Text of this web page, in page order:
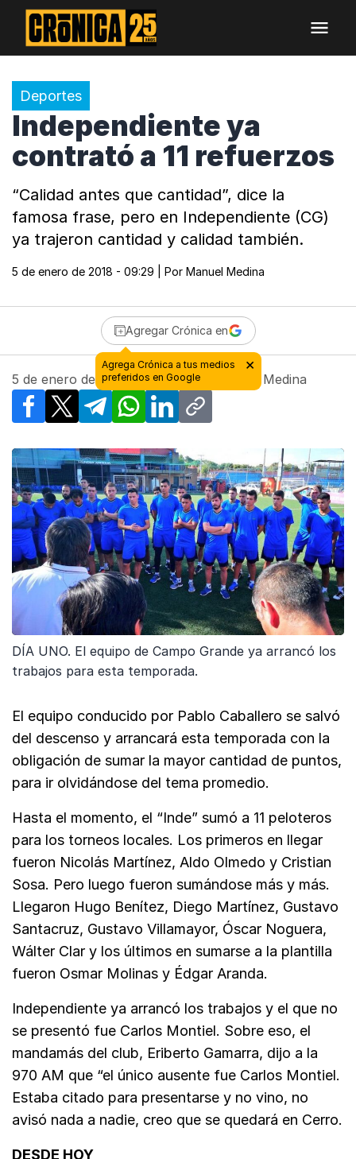
Deportes
Independiente ya
contrató a 11 refuerzos
“Calidad antes que cantidad”, dice la
famosa frase, pero en Independiente (CG)
ya trajeron cantidad y calidad también.
5 de enero de 2018 - 09:29 | Por Manuel Medina
Agregar Crónica en
Agrega Crónica a tus medios
preferidos en Google
×
5 de enero de 2018 - 09:29| Por Manuel Medina
Facebook
X TelegramWhatsApp
LinkedInCopy link
DÍA UNO. El equipo de Campo Grande ya arrancó los
trabajos para esta temporada.
El equipo conducido por Pablo Caballero se salvó
del descenso y arrancará esta temporada con la
obligación de sumar la mayor cantidad de puntos,
para ir olvidándose del tema promedio.
Hasta el momento, el “Inde” sumó a 11 peloteros
para los torneos locales. Los primeros en llegar
fueron Nicolás Martínez, Aldo Olmedo y Cristian
Sosa. Pero luego fueron sumándose más y más.
Llegaron Hugo Benítez, Diego Martínez, Gustavo
Santacruz, Gustavo Villamayor, Óscar Noguera,
Wálter Clar y los últimos en sumarse a la plantilla
fueron Osmar Molinas y Édgar Aranda.
Independiente ya arrancó los trabajos y el que no
se presentó fue Carlos Montiel. Sobre eso, el
mandamás del club, Eriberto Gamarra, dijo a la
970 AM que “el único ausente fue Carlos Montiel.
Estaba citado para presentarse y no vino, no
avisó nada a nadie, creo que se quedará en Cerro.
DESDE HOY